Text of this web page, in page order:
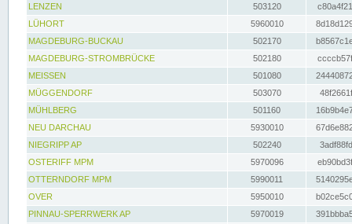
LENZEN
503120
LÜHORT
5960010
MAGDEBURG-BUCKAU
502170
MAGDEBURG-STROMBRÜCKE
502180
MEISSEN
501080
MÜGGENDORF
503070
MÜHLBERG
501160
NEU DARCHAU
5930010
NIEGRIPP AP
502240
OSTERIFF MPM
5970096
OTTERNDORF MPM
5990011
OVER
5950010
PINNAU-SPERRWERK AP
5970019